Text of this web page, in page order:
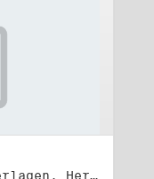
Titel: Verschiedene Unterlagen, Herbst 1989 bis Herbst 1990